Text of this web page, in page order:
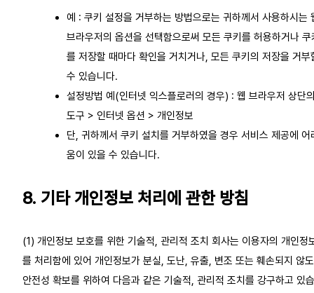
예 : 쿠키 설정을 거부하는 방법으로는 귀하께서 사용하시는
브라우저의 옵션을 선택함으로써 모든 쿠키를 허용하거나 쿠
를 저장할 때마다 확인을 거치거나, 모든 쿠키의 저장을 거부
수 있습니다.
설정방법 예(인터넷 익스플로러의 경우) : 웹 브라우저 상단
도구 > 인터넷 옵션 > 개인정보
단, 귀하께서 쿠키 설치를 거부하였을 경우 서비스 제공에 어
움이 있을 수 있습니다.
8. 기타 개인정보 처리에 관한 방침
(1) 개인정보 보호를 위한 기술적, 관리적 조치 회사는 이용자의 개인정
를 처리함에 있어 개인정보가 분실, 도난, 유출, 변조 또는 훼손되지 않
안전성 확보를 위하여 다음과 같은 기술적, 관리적 조치를 강구하고 있